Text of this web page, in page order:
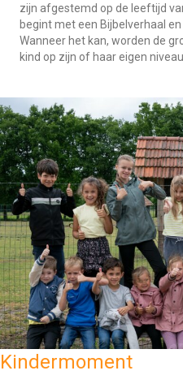
zijn afgestemd op de leeftijd
begint met een Bijbelverhaal
Wanneer het kan, worden de
kind op zijn of haar eigen
Kindermoment